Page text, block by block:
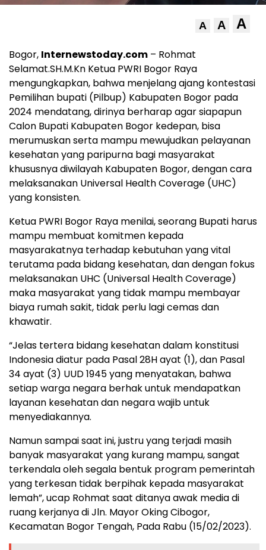
A A A
Bogor, Internewstoday.com – Rohmat
Selamat.SH.M.Kn Ketua PWRI Bogor Raya
mengungkapkan, bahwa menjelang ajang kontestasi
Pemilihan bupati (Pilbup) Kabupaten Bogor pada
2024 mendatang, dirinya berharap agar siapapun
Calon Bupati Kabupaten Bogor kedepan, bisa
merumuskan serta mampu mewujudkan pelayanan
kesehatan yang paripurna bagi masyarakat
khususnya diwilayah Kabupaten Bogor, dengan cara
melaksanakan Universal Health Coverage (UHC)
yang konsisten.
Ketua PWRI Bogor Raya menilai, seorang Bupati harus
mampu membuat komitmen kepada
masyarakatnya terhadap kebutuhan yang vital
terutama pada bidang kesehatan, dan dengan fokus
melaksanakan UHC (Universal Health Coverage)
maka masyarakat yang tidak mampu membayar
biaya rumah sakit, tidak perlu lagi cemas dan
khawatir.
“Jelas tertera bidang kesehatan dalam konstitusi
Indonesia diatur pada Pasal 28H ayat (1), dan Pasal
34 ayat (3) UUD 1945 yang menyatakan, bahwa
setiap warga negara berhak untuk mendapatkan
layanan kesehatan dan negara wajib untuk
menyediakannya.
Namun sampai saat ini, justru yang terjadi masih
banyak masyarakat yang kurang mampu, sangat
terkendala oleh segala bentuk program pemerintah
yang terkesan tidak berpihak kepada masyarakat
lemah”, ucap Rohmat saat ditanya awak media di
ruang kerjanya di Jln. Mayor Oking Cibogor,
Kecamatan Bogor Tengah, Pada Rabu (15/02/2023).